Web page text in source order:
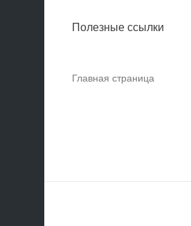
Полезные ссылки
Главная страница